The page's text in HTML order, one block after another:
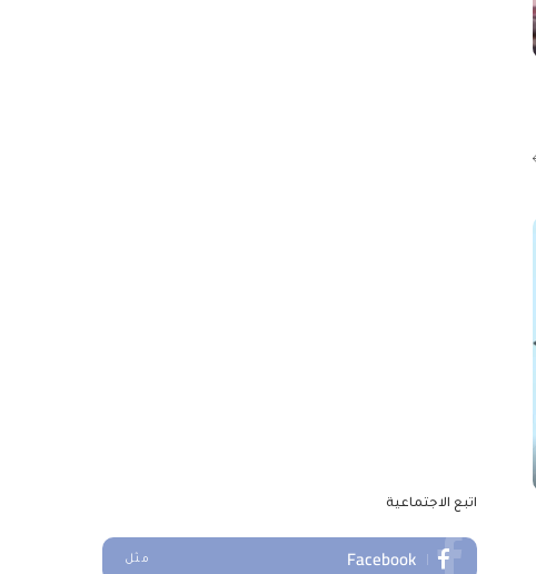
اتبع الاجتماعية
Facebook مثل